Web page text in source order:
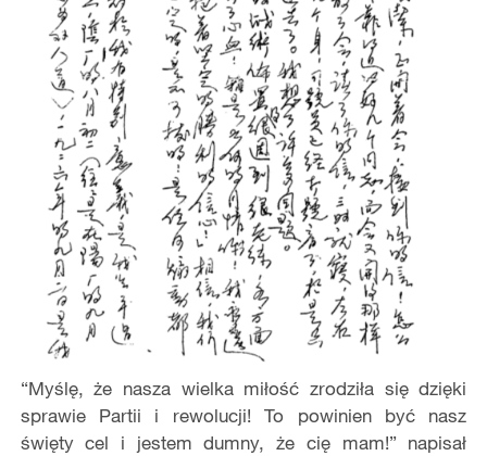
“Myślę, że nasza wielka miłość zrodziła się dzięki
sprawie Partii i rewolucji! To powinien być nasz
święty cel i jestem dumny, że cię mam!” napisał